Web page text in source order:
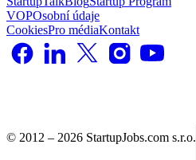
VOPOsobní údaje
CookiesPro médiaKontakt
© 2012 – 2026 StartupJobs.com s.r.o.